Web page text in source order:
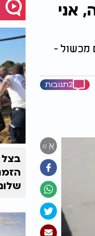
אני
מכשול -
2תגובות
א א
בצל